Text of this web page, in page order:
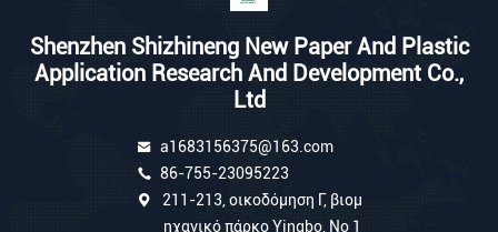
Shenzhen Shizhineng New Paper And Plastic
Application Research And Development Co.,
Ltd
a1683156375@163.com
86-755-23095223
211-213, οικοδόμηση Γ, βιομ
ηχανικό πάρκο Yingbo, Νο 1